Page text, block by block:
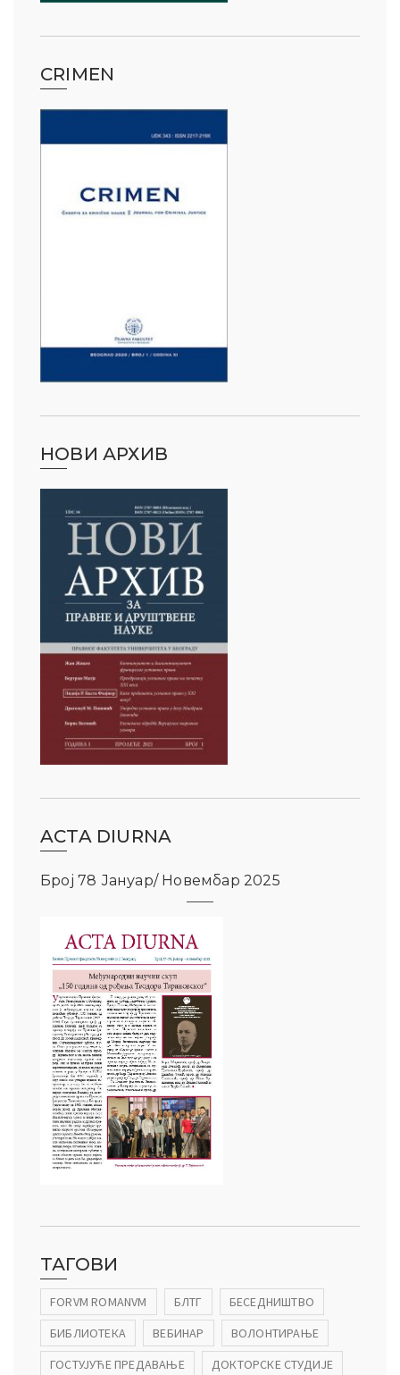
CRIMEN
НОВИ АРХИВ
ACTA DIURNA
Број 78 Јануар/ Новембар 2025
ТАГОВИ
FORVM ROMANVM БЛТГ
БЕСЕДНИШТВО
БИБЛИОТЕКА
ВЕБИНАР
ВОЛОНТИРАЊЕ
ГОСТУЈУЋЕ ПРЕДАВАЊЕ
ДОКТОРСКЕ СТУДИЈЕ
Пословања” – Догађаји